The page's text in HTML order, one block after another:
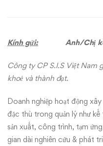
&
Giới
thiệu
giải
pháp
Kính gửi:Anh/Chị kế
Công ty CP S.I.S Việt Nam
khoẻ và thành đạt.
Doanh nghiệp hoạt động
đặc thù trong quản lý như
sản xuất, công trình, tạm
gian dài nghiên cứu & phát